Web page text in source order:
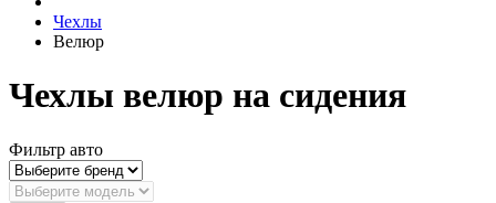
Чехлы
Велюр
Чехлы велюр на сидения
Фильтр авто